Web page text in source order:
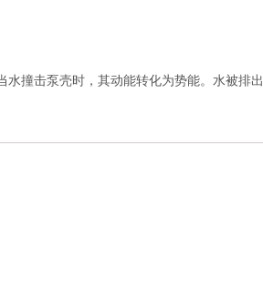
撞击泵壳时，其动能转化为势能。水被排